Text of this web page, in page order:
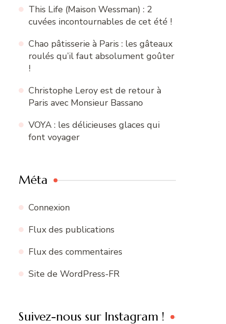
This Life (Maison Wessman) : 2
cuvées incontournables de cet été !
Chao pâtisserie à Paris : les gâteaux
roulés qu’il faut absolument goûter
!
Christophe Leroy est de retour à
Paris avec Monsieur Bassano
VOYA : les délicieuses glaces qui
font voyager
Méta
Connexion
Flux des publications
Flux des commentaires
Site de WordPress-FR
Suivez-nous sur Instagram !